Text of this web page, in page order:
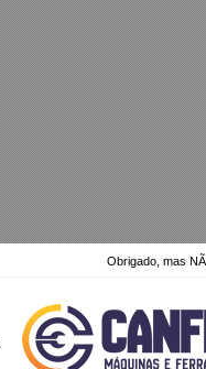
Obrigado, mas